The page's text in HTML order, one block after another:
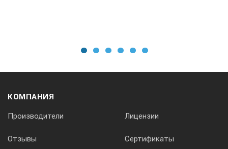
1 шт.
КОМПАНИЯ
Производители Лицензии
Отзывы Сертификаты